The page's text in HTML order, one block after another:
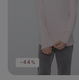
-44%